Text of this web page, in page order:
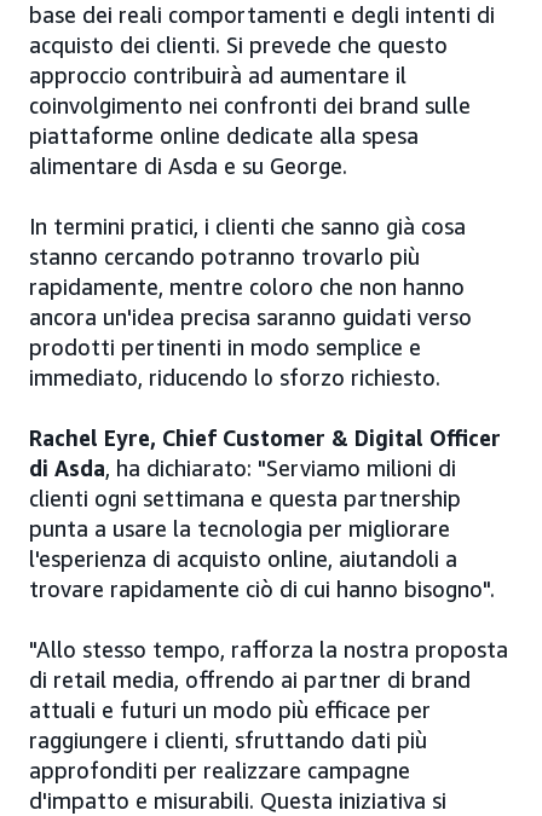
base dei reali comportamenti e degli intenti di
acquisto dei clienti. Si prevede che questo
approccio contribuirà ad aumentare il
coinvolgimento nei confronti dei brand sulle
piattaforme online dedicate alla spesa
alimentare di Asda e su George.
In termini pratici, i clienti che sanno già cosa
stanno cercando potranno trovarlo più
rapidamente, mentre coloro che non hanno
ancora un'idea precisa saranno guidati verso
prodotti pertinenti in modo semplice e
immediato, riducendo lo sforzo richiesto.
Rachel Eyre, Chief Customer & Digital Officer
di Asda, ha dichiarato: "Serviamo milioni di
clienti ogni settimana e questa partnership
punta a usare la tecnologia per migliorare
l'esperienza di acquisto online, aiutandoli a
trovare rapidamente ciò di cui hanno bisogno".
"Allo stesso tempo, rafforza la nostra proposta
di retail media, offrendo ai partner di brand
attuali e futuri un modo più efficace per
raggiungere i clienti, sfruttando dati più
approfonditi per realizzare campagne
d'impatto e misurabili. Questa iniziativa si